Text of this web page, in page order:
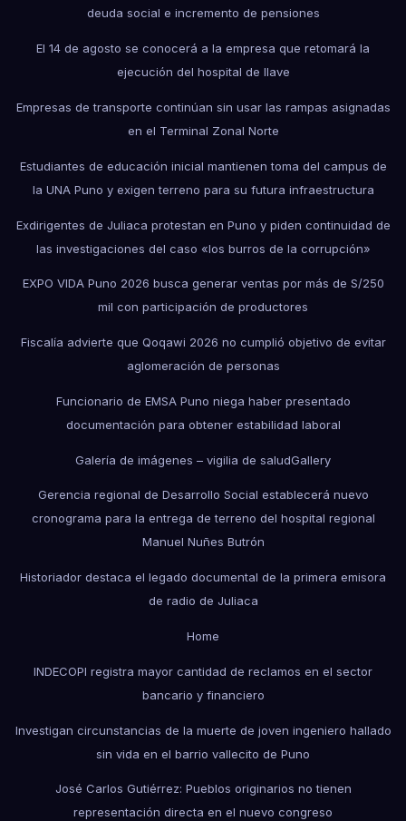
deuda social e incremento de pensiones
El 14 de agosto se conocerá a la empresa que retomará la
ejecución del hospital de Ilave
Empresas de transporte continúan sin usar las rampas asignadas
en el Terminal Zonal Norte
Estudiantes de educación inicial mantienen toma del campus de
la UNA Puno y exigen terreno para su futura infraestructura
Exdirigentes de Juliaca protestan en Puno y piden continuidad de
las investigaciones del caso «los burros de la corrupción»
EXPO VIDA Puno 2026 busca generar ventas por más de S/250
mil con participación de productores
Fiscalía advierte que Qoqawi 2026 no cumplió objetivo de evitar
aglomeración de personas
Funcionario de EMSA Puno niega haber presentado
documentación para obtener estabilidad laboral
Galería de imágenes – vigilia de saludGallery
Gerencia regional de Desarrollo Social establecerá nuevo
cronograma para la entrega de terreno del hospital regional
Manuel Nuñes Butrón
Historiador destaca el legado documental de la primera emisora
de radio de Juliaca
Home
INDECOPI registra mayor cantidad de reclamos en el sector
bancario y financiero
Investigan circunstancias de la muerte de joven ingeniero hallado
sin vida en el barrio vallecito de Puno
José Carlos Gutiérrez: Pueblos originarios no tienen
representación directa en el nuevo congreso